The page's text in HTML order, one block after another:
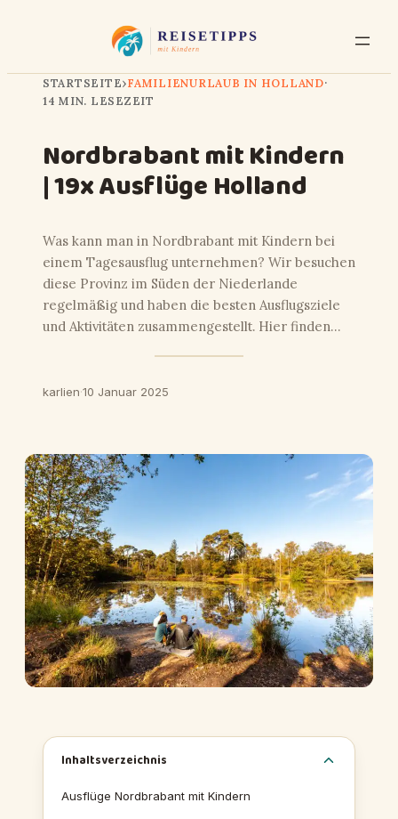
STARTSEITE›FAMILIENURLAUB IN HOLLAND·
14 MIN. LESEZEIT
Nordbrabant mit Kindern
| 19x Ausflüge Holland
Was kann man in Nordbrabant mit Kindern bei
einem Tagesausflug unternehmen? Wir besuchen
diese Provinz im Süden der Niederlande
regelmäßig und haben die besten Ausflugsziele
und Aktivitäten zusammengestellt. Hier finden…
karlien·10 Januar 2025
Inhaltsverzeichnis
Ausflüge Nordbrabant mit Kindern